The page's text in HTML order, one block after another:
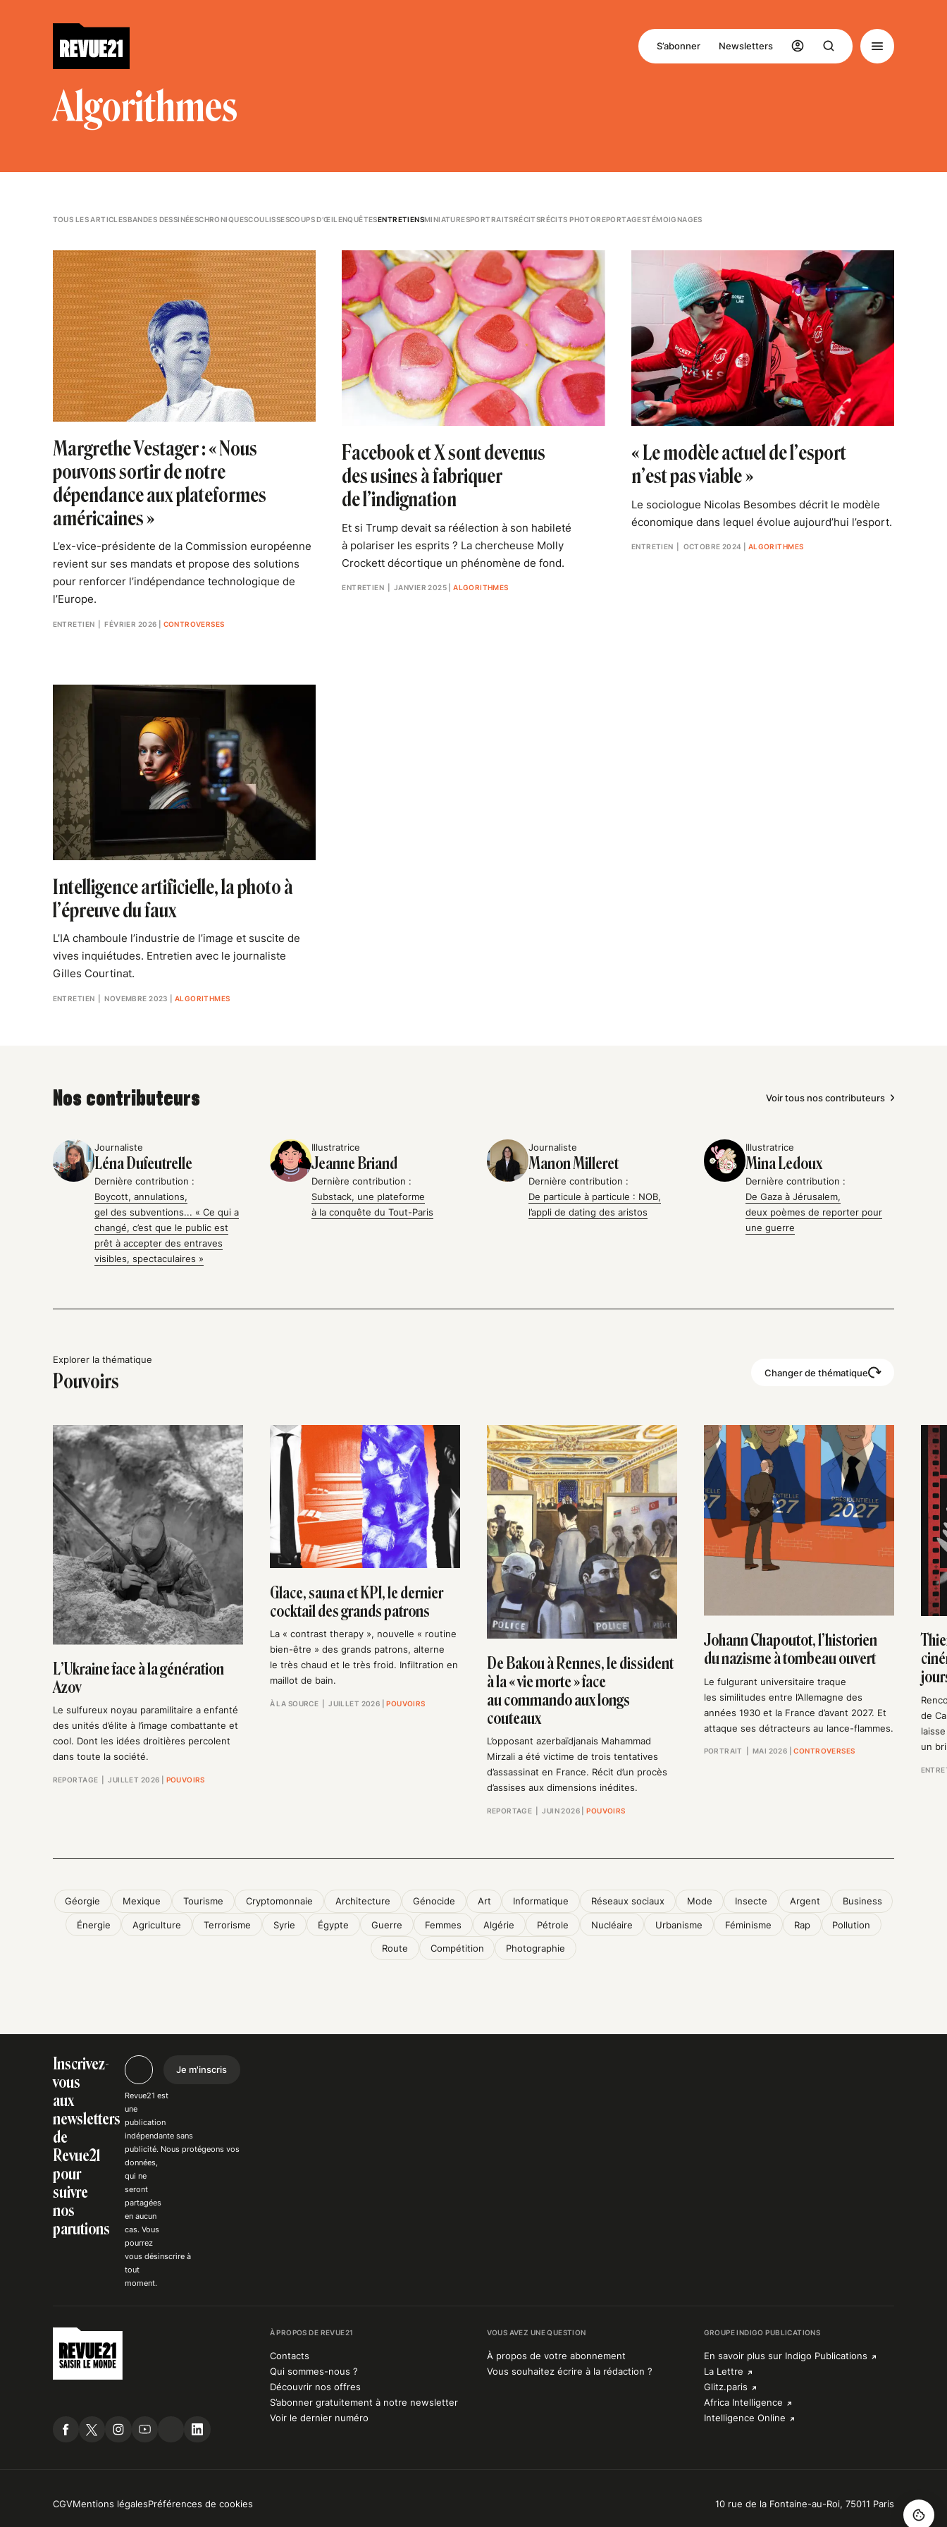
S’abonner Newsletters
Algorithmes
TOUS LES ARTICLESBANDES DESSINÉESCHRONIQUESCOULISSESCOUPS D’ŒIL ENQUÊTESENTRETIENSMINIATURESPORTRAITSRÉCITSRÉCITS PHOTOREPORTAGESTÉMOIGNAGES
Margrethe Vestager : « Nous
pouvons sortir de notre
dépendance aux plateformes
américaines »
L’ex-vice-présidente de la Commission européenne
revient sur ses mandats et propose des solutions
pour renforcer l’indépendance technologique de
l’Europe.
ENTRETIEN | FÉVRIER 2026 CONTROVERSES
Facebook et X sont devenus
des usines à fabriquer
de l’indignation
Et si Trump devait sa réélection à son habileté
à polariser les esprits ? La chercheuse Molly
Crockett décortique un phénomène de fond.
ENTRETIEN| JANVIER 2025|ALGORITHMES
« Le modèle actuel de l’esport
n’est pas viable »
Le sociologue Nicolas Besombes décrit le modèle
économique dans lequel évolue aujourd’hui l’esport.
ENTRETIEN | OCTOBRE 2024 ALGORITHMES
Intelligence artificielle, la photo à
l’épreuve du faux
L’IA chamboule l’industrie de l’image et suscite de
vives inquiétudes. Entretien avec le journaliste
Gilles Courtinat.
ENTRETIEN | NOVEMBRE 2023 ALGORITHMES
Nos contributeurs Voir tous nos contributeurs
Journaliste
Léna Dufeutrelle
Dernière contribution :
Boycott, annulations,
gel des subventions... « Ce qui a
changé, c’est que le public est
prêt à accepter des entraves
visibles, spectaculaires »
Illustratrice
Jeanne Briand
Dernière contribution :
Substack, une plateforme
à la conquête du Tout-Paris
Journaliste
Manon Milleret
Dernière contribution :
De particule à particule : NOB,
l’appli de dating des aristos
Illustratrice
Mina Ledoux
Dernière contribution :
De Gaza à Jérusalem,
deux poèmes de reporter pour
une guerre
Explorer la thématique
Pouvoirs Changer de thématique
L’Ukraine face à la génération
Azov
Le sulfureux noyau paramilitaire a enfanté
des unités d’élite à l’image combattante et
cool. Dont les idées droitières percolent
dans toute la société.
REPORTAGE | JUILLET 2026 POUVOIRS
Glace, sauna et KPI, le dernier
cocktail des grands patrons
La « contrast therapy », nouvelle « routine
bien-être » des grands patrons, alterne
le très chaud et le très froid. Infiltration en
maillot de bain.
À LA SOURCE | JUILLET 2026 |POUVOIRS
De Bakou à Rennes, le dissident
à la « vie morte » face
au commando aux longs
couteaux
L’opposant azerbaïdjanais Mahammad
Mirzali a été victime de trois tentatives
d’assassinat en France. Récit d’un procès
d’assises aux dimensions inédites.
REPORTAGE | JUIN 2026 |POUVOIRS
Johann Chapoutot, l’historien
du nazisme à tombeau ouvert
Le fulgurant universitaire traque
les similitudes entre l’Allemagne des
années 1930 et la France d’avant 2027. Et
attaque ses détracteurs au lance-flammes.
PORTRAIT | MAI 2026 |CONTROVERSES
de
un
Géorgie Mexique Tourisme Cryptomonnaie Architecture Génocide Art Informatique Réseaux sociaux Mode Insecte Argent Business
Énergie Agriculture Terrorisme Syrie Égypte Guerre Femmes Algérie Pétrole Nucléaire Urbanisme Féminisme Rap Pollution
Route Compétition Photographie
Inscrivez-
vous
aux
newsletters
de
Revue21
pour
suivre
nos
parutions
Je m'inscris
Revue21 est
une
publication
indépendantesans
publicité. Nousprotégeons vos
données,
qui ne
seront
partagées
en aucun
cas. Vous
pourrez
vousdésinscrire à
tout
moment.
À PROPOS DE REVUE21
Contacts
Qui sommes-nous ?
Découvrir nos offres
S’abonner gratuitement à notre newsletter
Voir le dernier numéro
VOUS AVEZ UNE QUESTION
À propos de votre abonnement
Vous souhaitez écrire à la rédaction ?
GROUPE INDIGO PUBLICATIONS
En savoir plus sur Indigo Publications
La Lettre
Glitz.paris
Africa Intelligence
Intelligence Online
CGVMentions légalesPréférences de cookies 10 rue de la Fontaine-au-Roi, 75011 Paris